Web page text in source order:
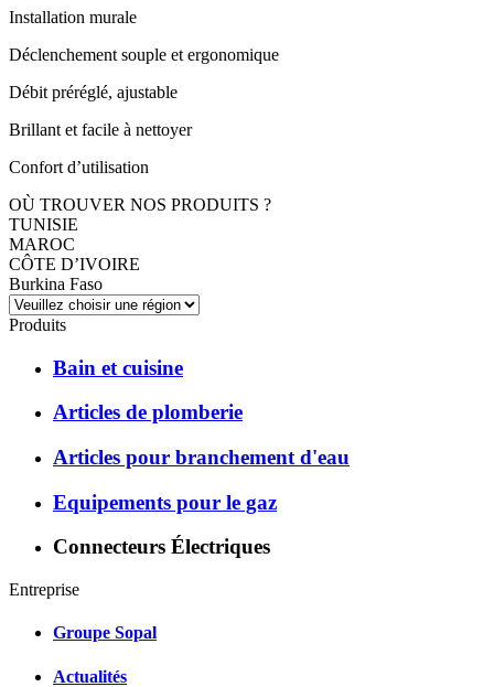
Installation murale
Déclenchement souple et ergonomique
Débit préréglé, ajustable
Brillant et facile à nettoyer
Confort d’utilisation
OÙ TROUVER NOS PRODUITS ?
TUNISIE
MAROC
CÔTE D’IVOIRE
Burkina Faso
Produits
Bain et cuisine
Articles de plomberie
Articles pour branchement d'eau
Equipements pour le gaz
Connecteurs Électriques
Entreprise
Groupe Sopal
Actualités